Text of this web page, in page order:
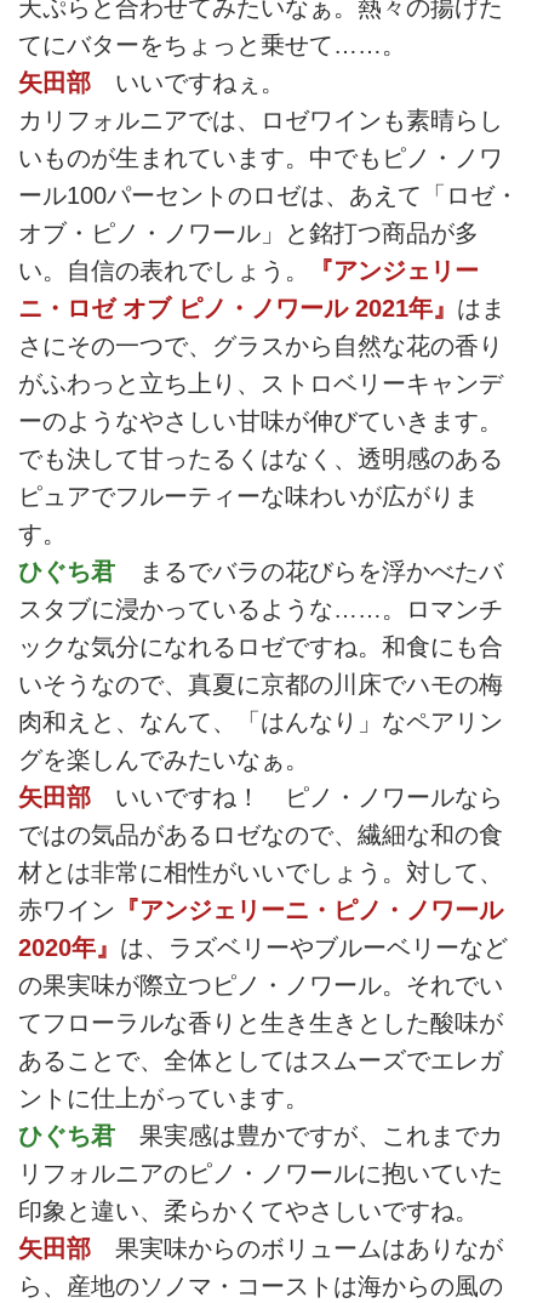
天ぷらと合わせてみたいなぁ。熱々の揚げた
てにバターをちょっと乗せて……。
矢田部 いいですねぇ。
カリフォルニアでは、ロゼワインも素晴らし
いものが生まれています。中でもピノ・ノワ
ール100パーセントのロゼは、あえて「ロゼ・
オブ・ピノ・ノワール」と銘打つ商品が多
い。自信の表れでしょう。
『アンジェリー
ニ・ロゼ オブ ピノ・ノワール 2021年』 はま
さにその一つで、グラスから自然な花の香り
がふわっと立ち上り、ストロベリーキャンデ
ーのようなやさしい甘味が伸びていきます。
でも決して甘ったるくはなく、透明感のある
ピュアでフルーティーな味わいが広がりま
す。
ひぐち君 まるでバラの花びらを浮かべたバ
スタブに浸かっているような……。ロマンチ
ックな気分になれるロゼですね。和食にも合
いそうなので、真夏に京都の川床でハモの梅
肉和えと、なんて、「はんなり」なペアリン
グを楽しんでみたいなぁ。
矢田部 いいですね！ ピノ・ノワールなら
ではの気品があるロゼなので、繊細な和の食
材とは非常に相性がいいでしょう。対して、
赤ワイン 『アンジェリーニ・ピノ・ノワール
2020年』 は、ラズベリーやブルーベリーなど
の果実味が際立つピノ・ノワール。それでい
てフローラルな香りと生き生きとした酸味が
あることで、全体としてはスムーズでエレガ
ントに仕上がっています。
ひぐち君 果実感は豊かですが、これまでカ
リフォルニアのピノ・ノワールに抱いていた
印象と違い、柔らかくてやさしいですね。
矢田部 果実味からのボリュームはありなが
ら、産地のソノマ・コーストは海からの風の